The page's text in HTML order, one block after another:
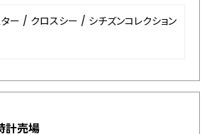
ー / クロスシー / シチズンコレクション
計売場